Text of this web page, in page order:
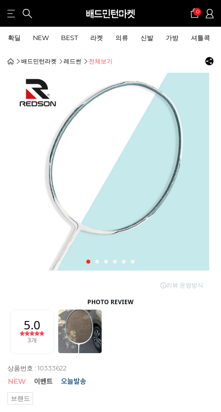
0
확딜 NEW BEST 라켓 의류 신발 가방 셔틀콕
배드민턴라켓 레드썬 전체보기
상품번호 : 10333622
브랜드